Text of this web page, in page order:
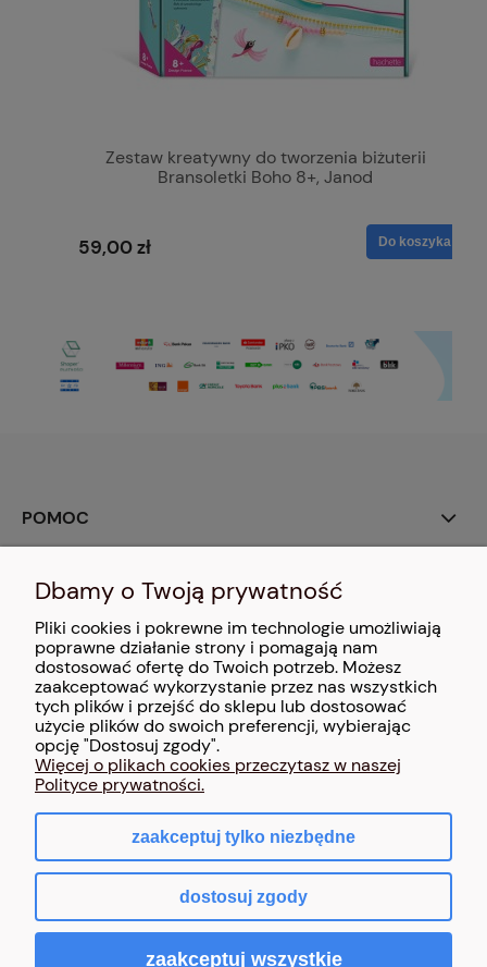
Zestaw kreatywny do tworzenia biżuterii
Bransoletki Boho 8+, Janod
59,00 zł Do koszyka
POMOC
PŁATNOŚCI I DOSTAWA
INFORMACJE
O NAS
pokaż pełną wersję strony
Sklep internetowy Shoper.pl
Dbamy o Twoją prywatność
Pliki cookies i pokrewne im technologie umożliwiają
poprawne działanie strony i pomagają nam
dostosować ofertę do Twoich potrzeb. Możesz
zaakceptować wykorzystanie przez nas wszystkich
tych plików i przejść do sklepu lub dostosować
użycie plików do swoich preferencji, wybierając
opcję "Dostosuj zgody".
Więcej o plikach cookies przeczytasz w naszej
Polityce prywatności.
zaakceptuj tylko niezbędne
dostosuj zgody
zaakceptuj wszystkie